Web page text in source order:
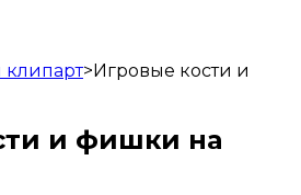
клипарт>Игровые кости и
и фишки на